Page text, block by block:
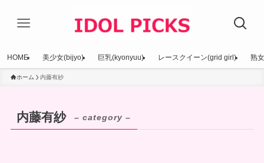
HOME 美少女(bijyo) 巨乳(kyonyuu) レースクイーン(grid girl) 熟
ホーム 内藤有紗
内藤有紗 – category –